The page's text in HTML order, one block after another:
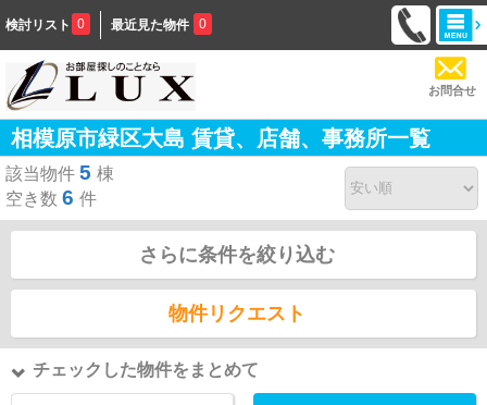
検討リスト 0 最近見た物件 0
お問合せ
相模原市緑区大島 賃貸、店舗、事務所一覧
該当物件 5 棟
空き数 6 件
さらに条件を絞り込む
物件リクエスト
チェックした物件をまとめて